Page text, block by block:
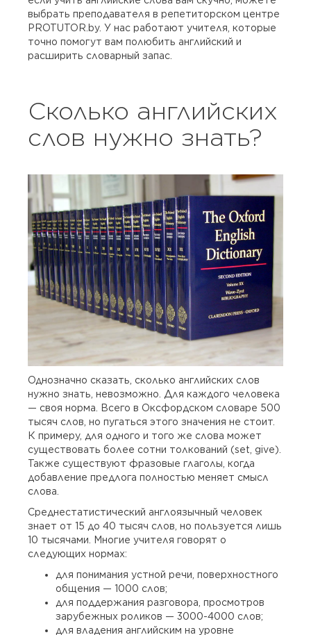
выбрать преподавателя в репетиторском центре
PROTUTOR.by. У нас работают учителя, которые
точно помогут вам полюбить английский и
расширить словарный запас.
Сколько английских
слов нужно знать?
Однозначно сказать, сколько английских слов
нужно знать, невозможно. Для каждого человека
— своя норма. Всего в Оксфордском словаре 500
тысяч слов, но пугаться этого значения не стоит.
К примеру, для одного и того же слова может
существовать более сотни толкований (set, give).
Также существуют фразовые глаголы, когда
добавление предлога полностью меняет смысл
слова.
Среднестатистический англоязычный человек
знает от 15 до 40 тысяч слов, но пользуется лишь
10 тысячами. Многие учителя говорят о
следующих нормах:
для понимания устной речи, поверхностного
общения — 1000 слов;
для поддержания разговора, просмотров
зарубежных роликов — 3000-4000 слов;
для владения английским на уровне